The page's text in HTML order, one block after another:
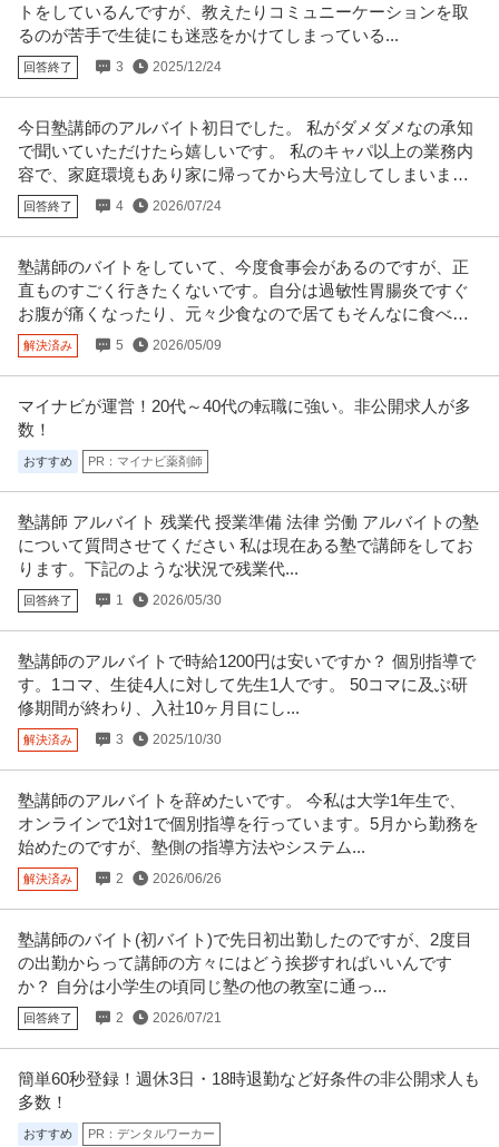
トをしているんですが、教えたりコミュニーケーションを取
るのが苦手で生徒にも迷惑をかけてしまっている...
回答終了 3 2025/12/24
今日塾講師のアルバイト初日でした。 私がダメダメなの承知
で聞いていただけたら嬉しいです。 私のキャパ以上の業務内
容で、家庭環境もあり家に帰ってから大号泣してしまいまし
た。
回答終了 4 2026/07/24
塾講師のバイトをしていて、今度食事会があるのですが、正
直ものすごく行きたくないです。自分は過敏性胃腸炎ですぐ
お腹が痛くなったり、元々少食なので居てもそんなに食べら
れないからです。
解決済み 5 2026/05/09
マイナビが運営！20代～40代の転職に強い。非公開求人が多
数！
おすすめ PR：マイナビ薬剤師
塾講師 アルバイト 残業代 授業準備 法律 労働 アルバイトの塾
について質問させてください 私は現在ある塾で講師をしてお
ります。下記のような状況で残業代...
回答終了 1 2026/05/30
塾講師のアルバイトで時給1200円は安いですか？ 個別指導で
す。1コマ、生徒4人に対して先生1人です。 50コマに及ぶ研
修期間が終わり、入社10ヶ月目にし...
解決済み 3 2025/10/30
塾講師のアルバイトを辞めたいです。 今私は大学1年生で、
オンラインで1対1で個別指導を行っています。5月から勤務を
始めたのですが、塾側の指導方法やシステム...
解決済み 2 2026/06/26
塾講師のバイト(初バイト)で先日初出勤したのですが、2度目
の出勤からって講師の方々にはどう挨拶すればいいんです
か？ 自分は小学生の頃同じ塾の他の教室に通っ...
回答終了 2 2026/07/21
簡単60秒登録！週休3日・18時退勤など好条件の非公開求人も
多数！
おすすめ PR：デンタルワーカー